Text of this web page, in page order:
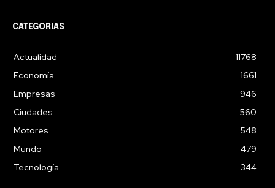
CATEGORIAS
Actualidad
11768
Economía
1661
Empresas
946
Ciudades
560
Motores
548
Mundo
479
Tecnología
344